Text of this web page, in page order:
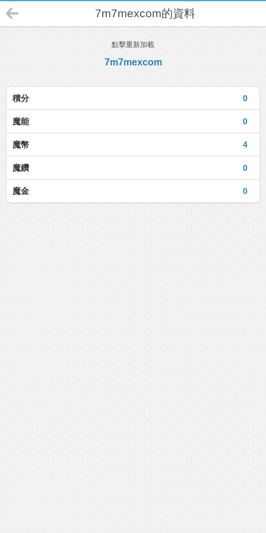
7m7mexcom的資料
點擊重新加載
7m7mexcom
0
積分
0
魔能
4
魔幣
0
魔鑽
0
魔金